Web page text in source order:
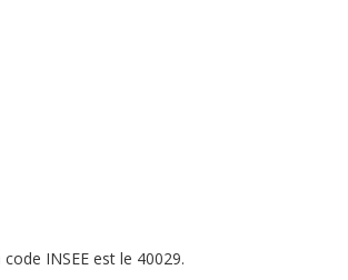
INSEE est le 40029.